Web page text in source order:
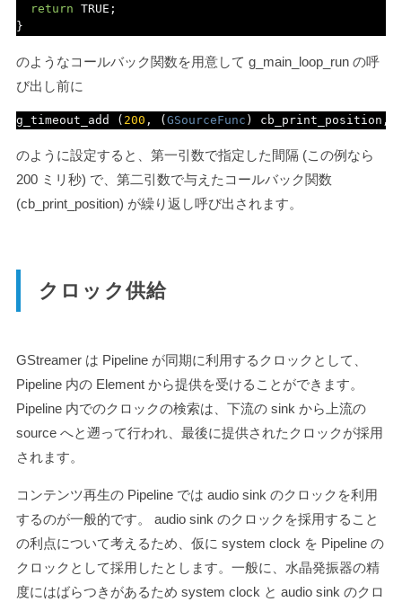
return TRUE ;
}
のようなコールバック関数を用意して g_main_loop_runの呼
び出し前に
g_timeout_add ( 200 , ( GSourceFunc ) cb_print_position ,
のように設定すると、第一引数で指定した間隔 (この例なら
200 ミリ秒) で、第二引数で与えたコールバック関数
(cb_print_position) が繰り返し呼び出されます。
クロック供給
GStreamer は Pipeline が同期に利用するクロックとして、
Pipeline 内の Element から提供を受けることができます。
Pipeline 内でのクロックの検索は、下流の sink から上流の
source へと遡って行われ、最後に提供されたクロックが採用
されます。
コンテンツ再生の Pipeline では audio sink のクロックを利用
するのが一般的です。 audio sink のクロックを採用すること
の利点について考えるため、仮に system clock を Pipeline の
クロックとして採用したとします。一般に、水晶発振器の精
度にはばらつきがあるため system clock と audio sink のクロ